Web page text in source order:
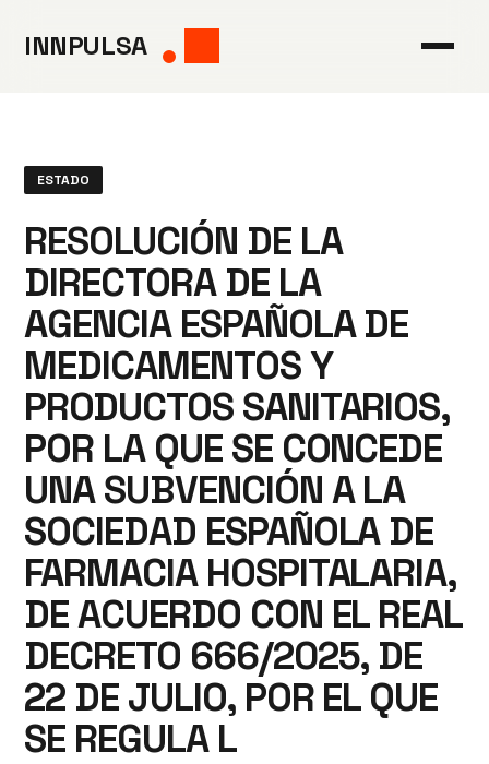
INNPULSA
ESTADO
RESOLUCIÓN DE LA
DIRECTORA DE LA
AGENCIA ESPAÑOLA DE
MEDICAMENTOS Y
PRODUCTOS SANITARIOS,
POR LA QUE SE CONCEDE
UNA SUBVENCIÓN A LA
SOCIEDAD ESPAÑOLA DE
FARMACIA HOSPITALARIA,
DE ACUERDO CON EL REAL
DECRETO 666/2025, DE
22 DE JULIO, POR EL QUE
SE REGULA L